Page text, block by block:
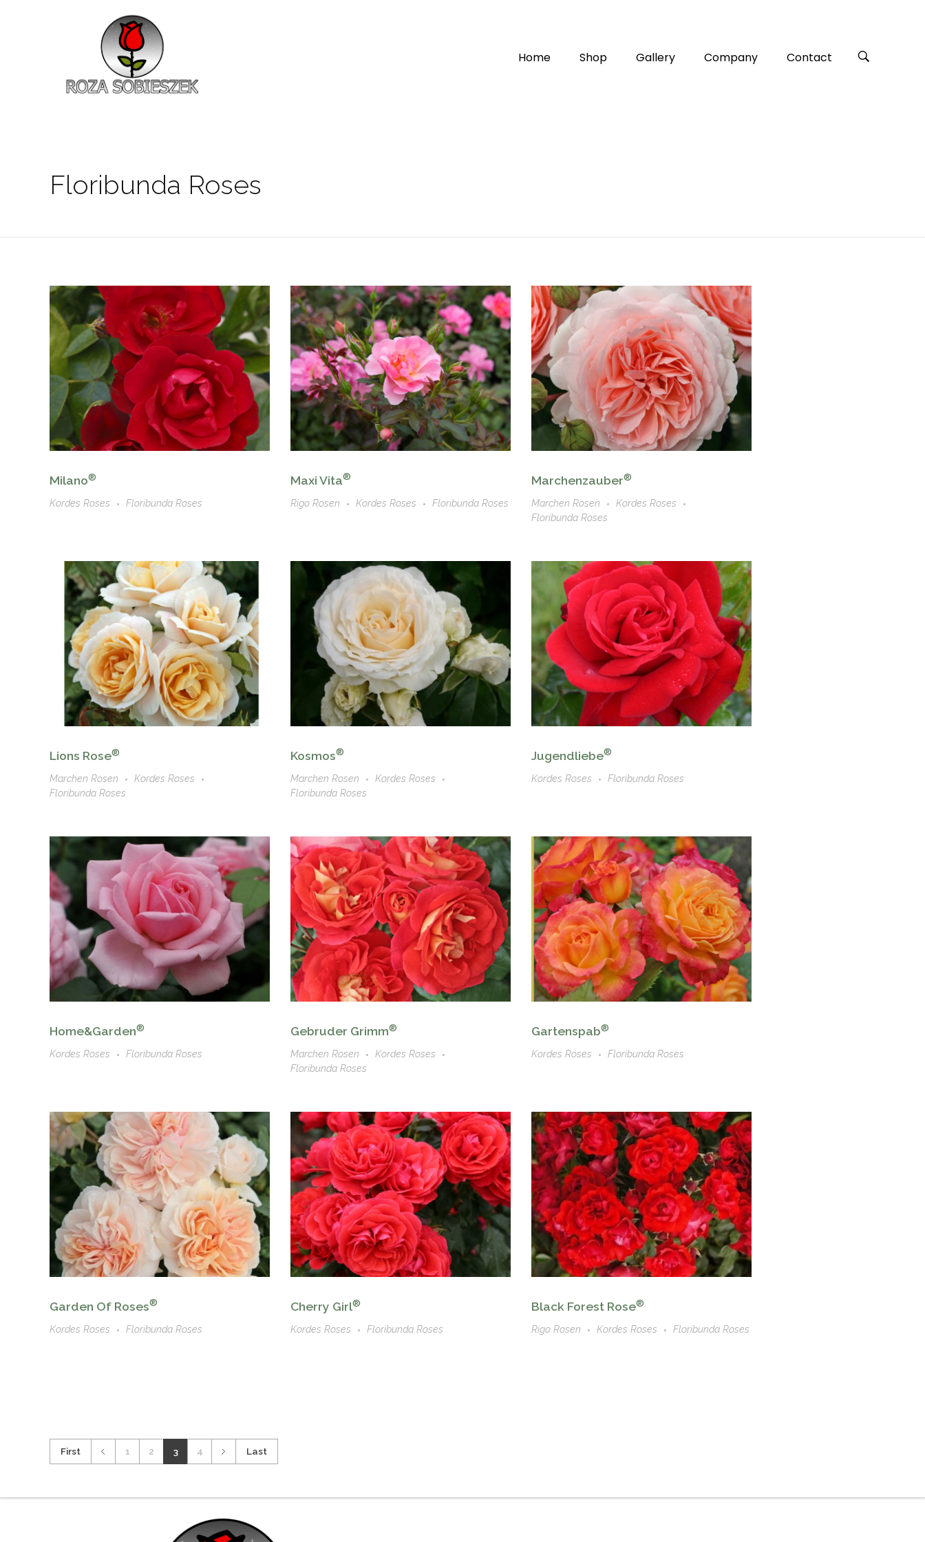
Home Shop Gallery Company Contact
Floribunda Roses
Milano®
Kordes Roses Floribunda Roses
Maxi Vita®
Rigo Rosen Kordes Roses Floribunda Roses
Marchenzauber®
Marchen Rosen
Kordes Roses
Floribunda Roses
Lions Rose®
Marchen Rosen
Kordes Roses
Floribunda Roses
Kosmos®
Marchen Rosen
Kordes Roses
Floribunda Roses
Jugendliebe®
Kordes Roses Floribunda Roses
Home&Garden®
Kordes Roses Floribunda Roses
Gebruder Grimm®
Marchen Rosen
Kordes Roses
Floribunda Roses
Gartenspab®
Kordes Roses Floribunda Roses
Garden Of Roses®
Kordes Roses Floribunda Roses
Cherry Girl®
Kordes Roses Floribunda Roses
Black Forest Rose®
Rigo Rosen Kordes Roses Floribunda Roses
First 1 2 3 4 Last